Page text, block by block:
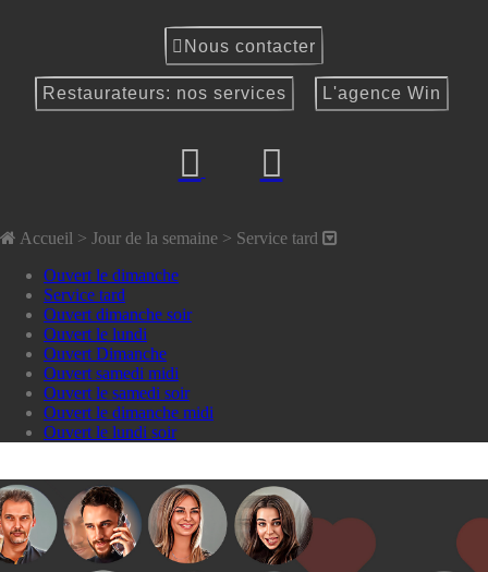
Nous contacter
Restaurateurs: nos services L'agence Win
Accueil > Jour de la semaine > Service tard
Ouvert le dimanche
Service tard
Ouvert dimanche soir
Ouvert le lundi
Ouvert Dimanche
Ouvert samedi midi
Ouvert le samedi soir
Ouvert le dimanche midi
Ouvert le lundi soir